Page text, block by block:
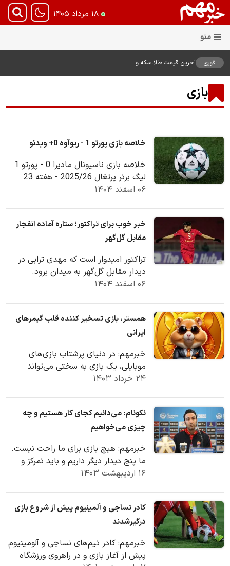
۱۸ مرداد ۱۴۰۵
فوری
آخرین قیمت طلا،سکه و
بازی
خلاصه بازی پورتو 1 - ریوآوه 0+ ویدئو
خلاصه بازی ناسیونال مادیرا 0 - پورتو 1
لیگ برتر پرتغال 2025/26 - هفته 23
۰۶ اسفند ۱۴۰۴
خبر خوب برای تراکتور؛ ستاره آماده انفجار
مقابل گل‌گهر
تراکتور امیدوار است که مهدی ترابی در
دیدار مقابل گل‌گهر به میدان برود.
۰۶ اسفند ۱۴۰۴
همستر، بازی‌ تسخیر کننده قلب گیمرهای
ایرانی
خبرمهم: در دنیای پرشتاب بازی‌های
موبایلی، یک بازی به سختی می‌تواند
جایگاهی برای خود پیدا کنند. اما بازی
۲۴ خرداد ۱۴۰۳
نکونام: می‌دانیم کجای کار هستیم و چه
چیزی می‌خواهیم
خبرمهم: هیچ بازی برای ما راحت نیست.
ما پنج دیدار دیگر داریم و باید تمرکز و
تلاش داشته باشیم تا به موفقیت برسیم.
۱۶ اردیبهشت ۱۴۰۳
کادر نساجی و آلمینیوم پیش از شروع بازی
درگیرشدند
خبرمهم: کادر تیم‌های نساجی و آلومینیوم
پیش از آغاز بازی و در راهروی ورزشگاه